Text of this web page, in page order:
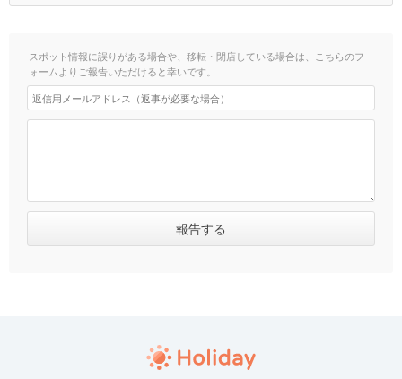
スポット情報に誤りがある場合や、移転・閉店している場合は、こちらのフ
ォームよりご報告いただけると幸いです。